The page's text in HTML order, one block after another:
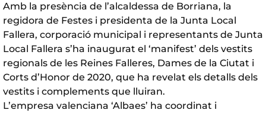
Amb la presència de l’alcaldessa de Borriana, la
regidora de Festes i presidenta de la Junta Local
Fallera, corporació municipal i representants de Junta
Local Fallera s’ha inaugurat el ‘manifest’ dels vestits
regionals de les Reines Falleres, Dames de la Ciutat i
Corts d’Honor de 2020, que ha revelat els detalls dels
vestits i complements que lluiran.
L’empresa valenciana ‘Albaes’ ha coordinat i